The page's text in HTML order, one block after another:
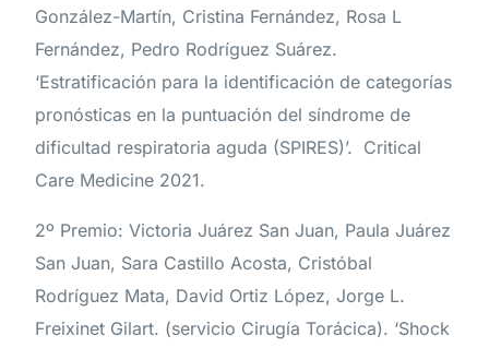
González-Martín, Cristina Fernández, Rosa L
Fernández, Pedro Rodríguez Suárez.
‘Estratificación para la identificación de categorías
pronósticas en la puntuación del síndrome de
dificultad respiratoria aguda (SPIRES)’. Critical
Care Medicine 2021.
2º Premio: Victoria Juárez San Juan, Paula Juárez
San Juan, Sara Castillo Acosta, Cristóbal
Rodríguez Mata, David Ortiz López, Jorge L.
Freixinet Gilart. (servicio Cirugía Torácica). ‘Shock